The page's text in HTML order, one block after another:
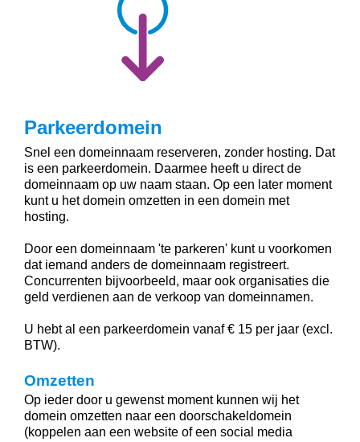
Parkeerdomein
Snel een domeinnaam reserveren, zonder hosting. Dat
is een parkeerdomein. Daarmee heeft u direct de
domeinnaam op uw naam staan. Op een later moment
kunt u het domein omzetten in een domein met
hosting.
Door een domeinnaam 'te parkeren' kunt u voorkomen
dat iemand anders de domeinnaam registreert.
Concurrenten bijvoorbeeld, maar ook organisaties die
geld verdienen aan de verkoop van domeinnamen.
U hebt al een parkeerdomein vanaf € 15 per jaar (excl.
BTW).
Omzetten
Op ieder door u gewenst moment kunnen wij het
domein omzetten naar een doorschakeldomein
(koppelen aan een website of een social media